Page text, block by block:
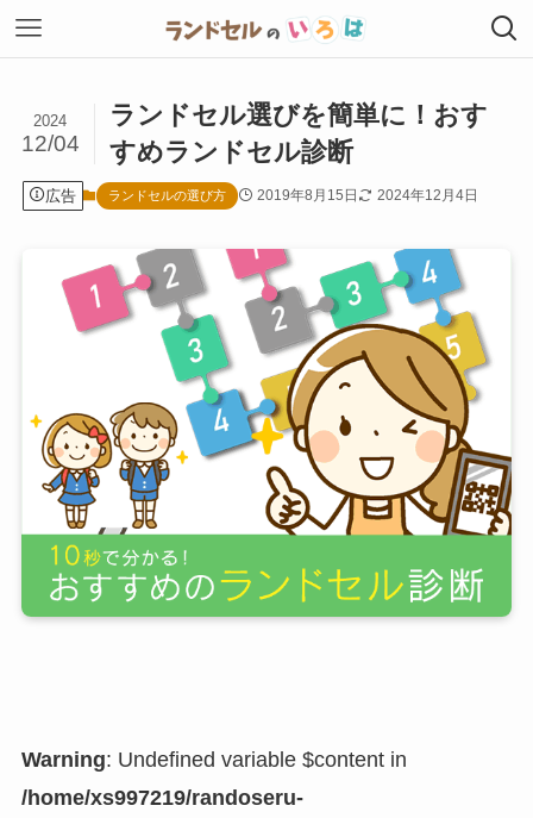
ランドセル選びを簡単に！おす
すめランドセル診断
2024
12/04
広告 ランドセルの選び方 2019年8月15日 2024年12月4日
Warning: Undefined variable $content in
/home/xs997219/randoseru-